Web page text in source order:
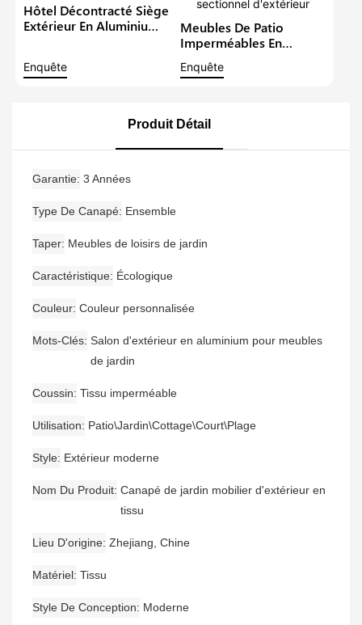
Hôtel Décontracté Siège
Extérieur En Aluminium
Meubles De Patio Jardin
Enquête
Meubles De Patio
Imperméables En
Ensembles De
Canapé En Tissu De
Jardin En Aluminium
Sectionnel D'extérieur
Enquête
Produit Détail
Garantie 3 Années
Type De Canapé Ensemble
Taper Meubles de loisirs de jardin
Caractéristique Écologique
Couleur Couleur personnalisée
Mots-Clés Salon d'extérieur en aluminium pour meubles
de jardin
Coussin Tissu imperméable
Utilisation Patio\Jardin\Cottage\Court\Plage
Style Extérieur moderne
Nom Du Produit Canapé de jardin mobilier d'extérieur en
tissu
Lieu D'origine Zhejiang, Chine
Matériel Tissu
Style De Conception Moderne